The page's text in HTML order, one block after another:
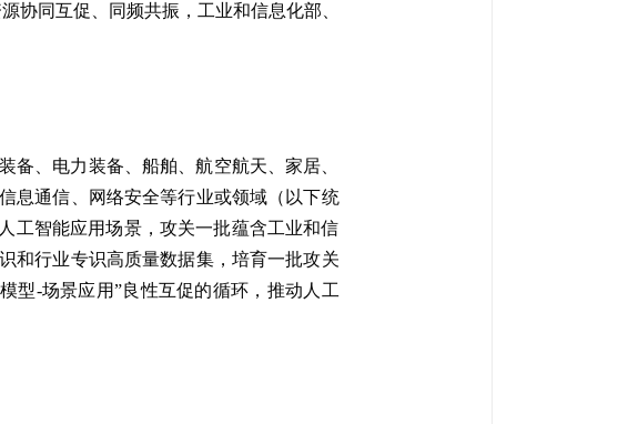
协同互促、同频共振，工业和信息化部、
备、电力装备、船舶、航空航天、家居、
息通信、网络安全等行业或领域（以下统
工智能应用场景，攻关一批蕴含工业和信
和行业专识高质量数据集，培育一批攻关
型-场景应用”良性互促的循环，推动人工